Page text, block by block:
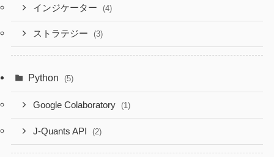
インジケーター (4)
ストラテジー (3)
Python (5)
Google Colaboratory (1)
J-Quants API (2)